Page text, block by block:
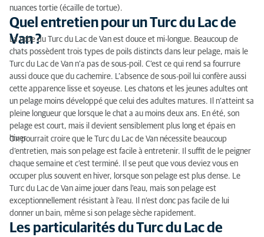
nuances tortie (écaille de tortue).
Quel entretien pour un Turc du Lac de
Van ?
La robe du Turc du Lac de Van est douce et mi-longue. Beaucoup de
chats possèdent trois types de poils distincts dans leur pelage, mais le
Turc du Lac de Van n’a pas de sous-poil. C’est ce qui rend sa fourrure
aussi douce que du cachemire. L’absence de sous-poil lui confère aussi
cette apparence lisse et soyeuse. Les chatons et les jeunes adultes ont
un pelage moins développé que celui des adultes matures. Il n’atteint sa
pleine longueur que lorsque le chat a au moins deux ans. En été, son
pelage est court, mais il devient sensiblement plus long et épais en
hiver.
On pourrait croire que le Turc du Lac de Van nécessite beaucoup
d’entretien, mais son pelage est facile à entretenir. Il suffit de le peigner
chaque semaine et c’est terminé. Il se peut que vous deviez vous en
occuper plus souvent en hiver, lorsque son pelage est plus dense. Le
Turc du Lac de Van aime jouer dans l’eau, mais son pelage est
exceptionnellement résistant à l’eau. Il n’est donc pas facile de lui
donner un bain, même si son pelage sèche rapidement.
Les particularités du Turc du Lac de